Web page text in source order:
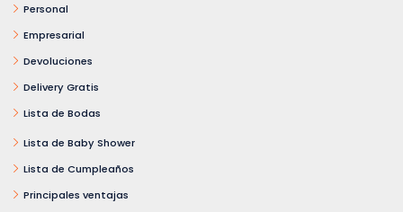
Personal
Empresarial
Devoluciones
Delivery Gratis
Lista de Bodas
Lista de Baby Shower
Lista de Cumpleaños
Principales ventajas